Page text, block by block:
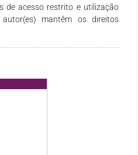
de acesso restrito e utilização
mantêm os direitos